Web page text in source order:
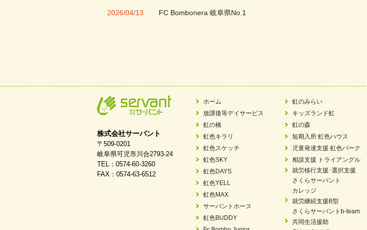
2026/04/13 FC Bombonera 岐阜県No.1
2026/02/06 岐阜県「働いてもらい方改革」優良事例集に掲載されました
FC ボンボ ジュニア 稼働中 ～体験募集しています。
2025/06/10
2025/05/07 2025年6月中旬 OPEN 放課後等デイサービス「Fc Bombo Junior」
餅つき大会を開催しました
「可児の企業魅力発見フェア」に出展しました
株式会社サーバント
〒509-0201
岐阜県可児市川合2793-24
TEL：0574-60-3260
FAX：0574-63-6512
ホーム
放課後等デイサービス
虹の橋
虹色キラリ
虹色スケッチ
虹色SKY
虹色DAYS
虹色YELL
虹色MAX
サーバントホース
虹色BUDDY
虹のみらい
キッズランド虹
虹の森
短期入所 虹色ハウス
児童発達支援 虹色パーク
相談支援 トライアングル
就労移行支援･選択支援
さくらサーバント
カレッジ
就労継続支援B型
さくらサーバントb-team
共同生活援助